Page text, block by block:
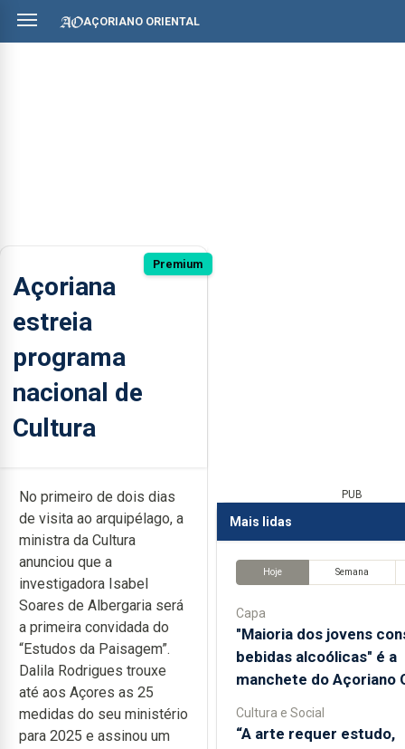
AÇORIANO ORIENTAL
Premium
Açoriana
estreia
programa
nacional de
Cultura
No primeiro de dois dias
de visita ao arquipélago, a
ministra da Cultura
anunciou que a
investigadora Isabel
Soares de Albergaria será
a primeira convidada do
“Estudos da Paisagem”.
Dalila Rodrigues trouxe
até aos Açores as 25
medidas do seu ministério
para 2025 e assinou um
PUB
Mais lidas
Hoje Semana
Capa
"Maioria dos jovens
bebidas alcoólicas" é a
manchete do Açoriano
Cultura e Social
“A arte requer estudo,